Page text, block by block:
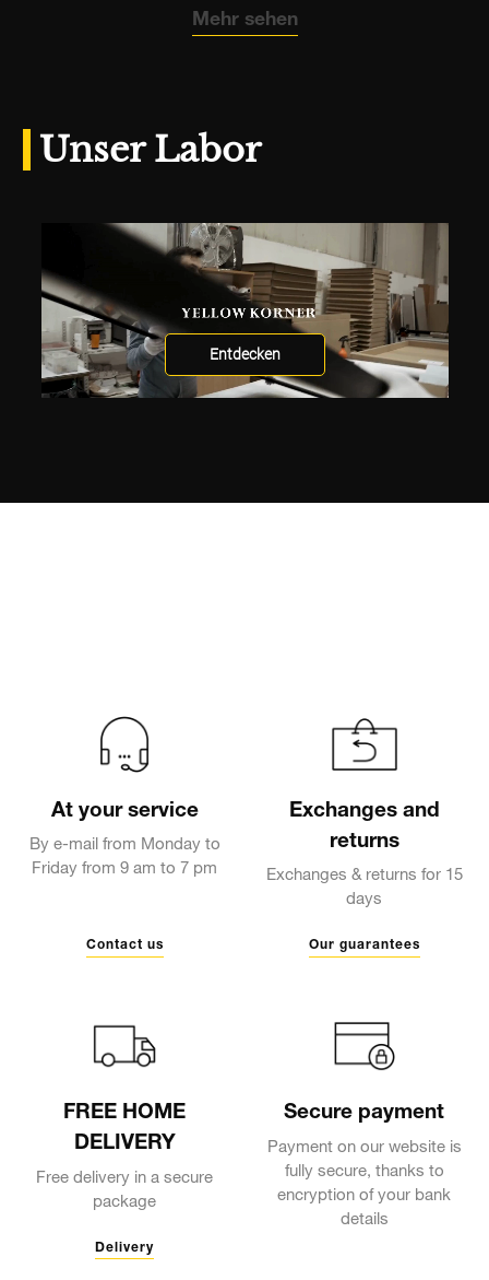
Mehr sehen
Unser Labor
Entdecken
At your service
By e-mail from Monday to
Friday from 9 am to 7 pm
Contact us
Exchanges and
returns
Exchanges & returns for 15
days
Our guarantees
FREE HOME
DELIVERY
Free delivery in a secure
package
Delivery
Secure payment
Payment on our website is
fully secure, thanks to
encryption of your bank
details